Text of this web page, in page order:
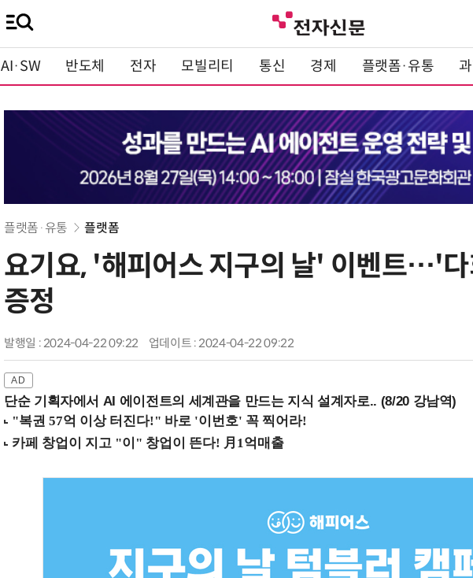
AI·SW 반도체 전자 모빌리티 통신 경제 플랫폼·유통
플랫폼·유통 플랫폼
요기요, '해피어스 지구의 날' 이벤트…'
증정
발행일 : 2024-04-22 09:22 업데이트 : 2024-04-22 09:22
단순 기획자에서 AI 에이전트의 세계관을 만드는 지식 설계자로.. (8/20 강남역)